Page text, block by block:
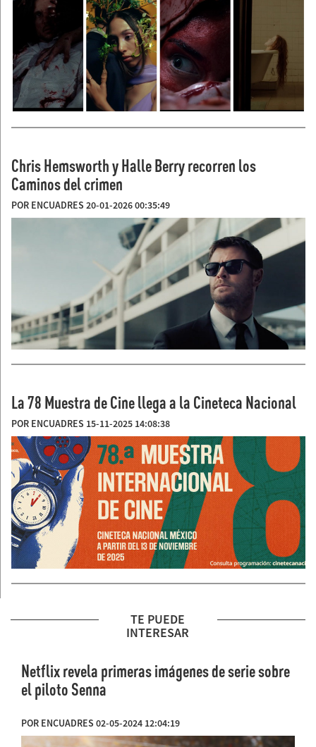
Chris Hemsworth y Halle Berry recorren los
Caminos del crimen
POR ENCUADRES 20-01-2026 00:35:49
La 78 Muestra de Cine llega a la Cineteca Nacional
POR ENCUADRES 15-11-2025 14:08:38
TE PUEDE
INTERESAR
Netflix revela primeras imágenes de serie sobre
el piloto Senna
POR ENCUADRES 02-05-2024 12:04:19